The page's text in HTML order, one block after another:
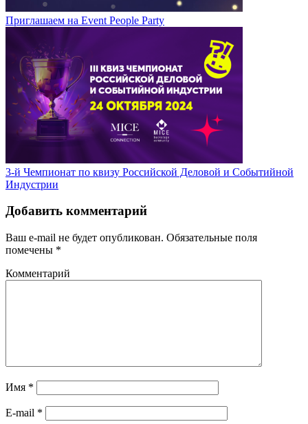
Приглашаем на Event People Party
3-й Чемпионат по квизу Российской Деловой и Событийной
Индустрии
Добавить комментарий
Ваш e-mail не будет опубликован. Обязательные поля
помечены *
Комментарий
Имя *
E-mail *